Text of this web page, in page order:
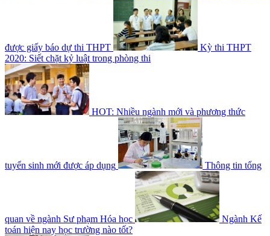
được giấy báo dự thi THPT
Kỳ thi THPT
2020: Siết chặt kỷ luật trong phòng thi
HOT: Nhiều ngành mới và phương thức
tuyển sinh mới được áp dụng Thông tin tổng
quan về ngành Sư phạm Hóa học
Ngành Kế
toán hiện nay học trường nào tốt?